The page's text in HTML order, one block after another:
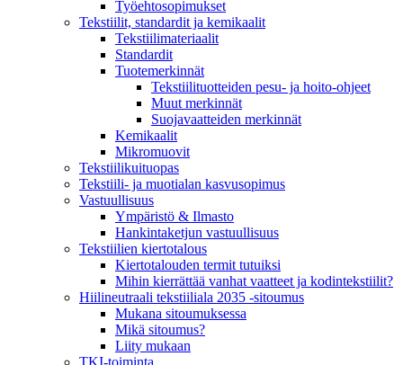
Työehto­sopimukset
Tekstiilit, standardit ja kemikaalit
Tekstiilimateriaalit
Standardit
Tuotemerkinnät
Tekstiilituotteiden pesu- ja hoito-ohjeet
Muut merkinnät
Suojavaatteiden merkinnät
Kemikaalit
Mikromuovit
Tekstiilikuitu­opas
Tekstiili- ja muotialan kasvusopimus
Vastuullisuus
Ympäristö & Ilmasto
Hankintaketjun vastuullisuus
Tekstiilien kiertotalous
Kiertotalouden termit tutuiksi
Mihin kierrättää vanhat vaatteet ja kodintekstiilit?
Hiilineutraali tekstiiliala 2035 -sitoumus
Mukana sitoumuksessa
Mikä sitoumus?
Liity mukaan
TKI-toiminta